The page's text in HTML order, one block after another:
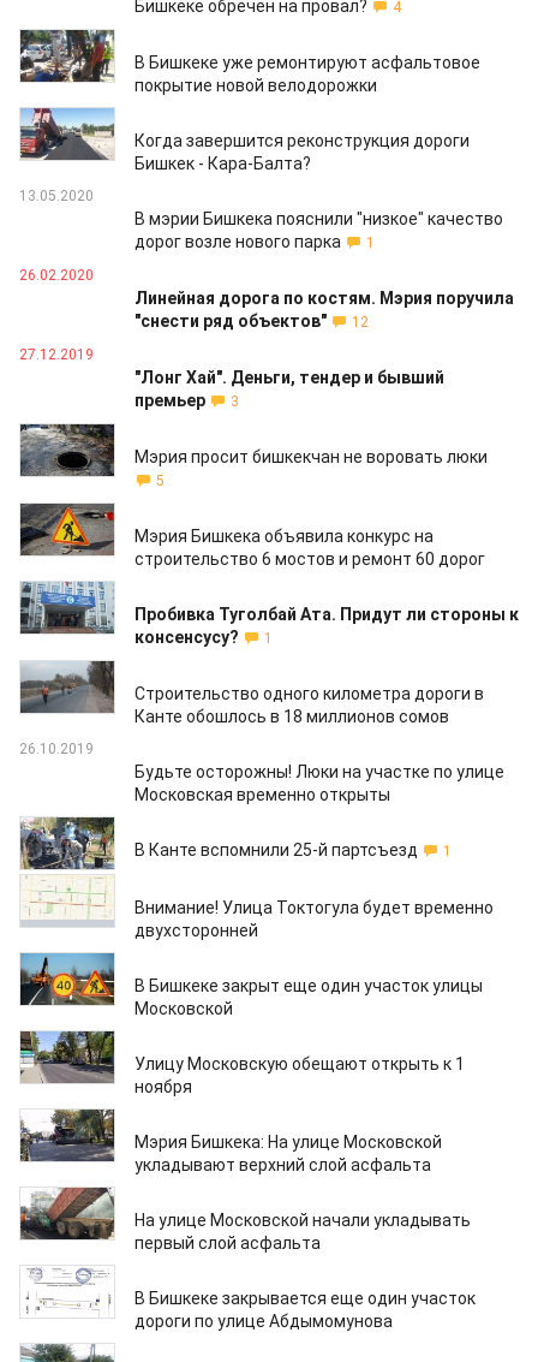
Бишкеке обречен на провал?
4
25.07.2020
В Бишкеке уже ремонтируют асфальтовое
покрытие новой велодорожки
27.05.2020
Когда завершится реконструкция дороги
Бишкек - Кара-Балта?
13.05.2020
В мэрии Бишкека пояснили "низкое" качество
дорог возле нового парка
1
26.02.2020
Линейная дорога по костям. Мэрия поручила
"снести ряд объектов"
12
27.12.2019
"Лонг Хай". Деньги, тендер и бывший
премьер
3
16.12.2019
Мэрия просит бишкекчан не воровать люки
5
12.12.2019
Мэрия Бишкека объявила конкурс на
строительство 6 мостов и ремонт 60 дорог
12.12.2019
Пробивка Туголбай Ата. Придут ли стороны к
консенсусу?
1
06.11.2019
Строительство одного километра дороги в
Канте обошлось в 18 миллионов сомов
26.10.2019
Будьте осторожны! Люки на участке по улице
Московская временно открыты
26.10.2019
В Канте вспомнили 25-й партсъезд
1
17.10.2019
Внимание! Улица Токтогула будет временно
двухсторонней
17.10.2019
В Бишкеке закрыт еще один участок улицы
Московской
15.10.2019
Улицу Московскую обещают открыть к 1
ноября
14.10.2019
Мэрия Бишкека: На улице Московской
укладывают верхний слой асфальта
07.10.2019
На улице Московской начали укладывать
первый слой асфальта
03.10.2019
В Бишкеке закрывается еще один участок
дороги по улице Абдымомунова
24.09.2019